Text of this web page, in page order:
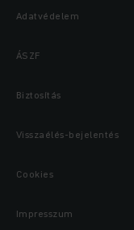
Adatvédelem
ÁSZF
Biztosítás
Visszaélés-bejelentés
Cookies
Impresszum